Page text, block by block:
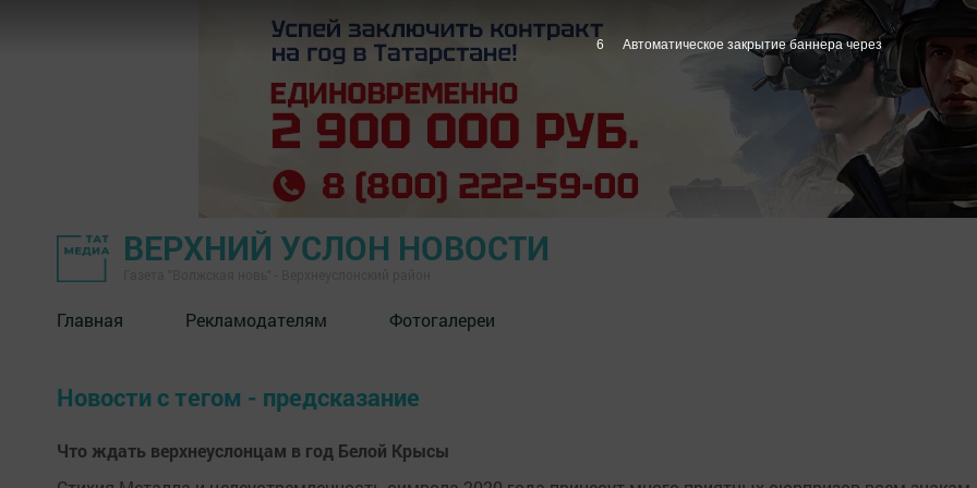
ВЕРХНИЙ УСЛОН НОВОСТИ
Главная Рекламодателям Фотогалереи
Новости с тегом - предсказание
Что ждать верхнеуслонцам в год Белой Крысы
5 Автоматическое закрытие баннера через